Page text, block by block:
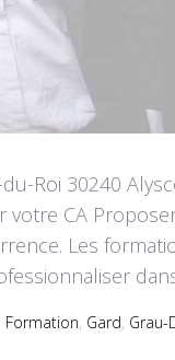
Roi 30240
CA
Les
Formation, Gard, Grau-